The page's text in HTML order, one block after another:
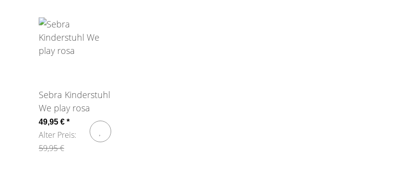
Sebra Kinderstuhl
We play rosa
49,95 € *
Alter Preis:
59,95 €